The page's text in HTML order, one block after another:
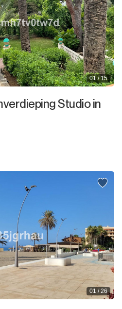
01 / 15
Studio in
01 / 26